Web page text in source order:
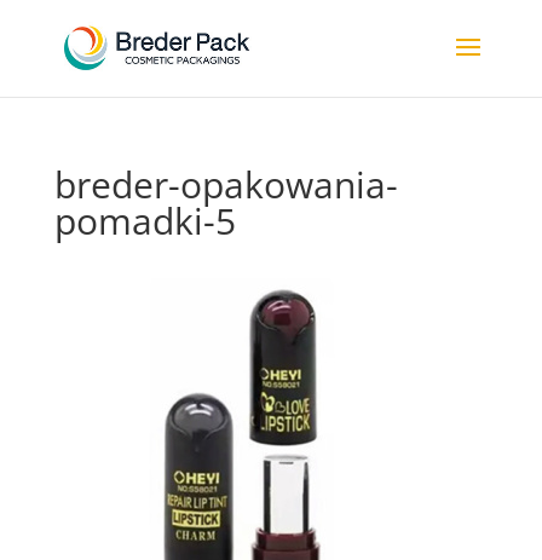
breder-opakowania-
pomadki-5